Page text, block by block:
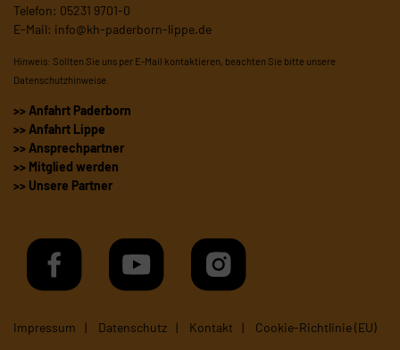
Telefon: 05231 9701-0
E-Mail: info@kh-paderborn-lippe.de
Hinweis: Sollten Sie uns per E-Mail kontaktieren, beachten Sie bitte unsere
Datenschutzhinweise
>> Anfahrt Paderborn
>> Anfahrt Lippe
>> Ansprechpartner
>> Mitglied werden
>> Unsere Partner
Impressum Datenschutz Kontakt Cookie-Richtlinie (EU)